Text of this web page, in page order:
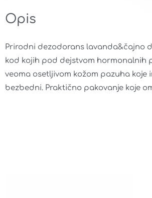
Opis
Prirodni dezodorans lavanda&čajno
kod kojih pod dejstvom hormonalnih
veoma osetljivom kožom pazuha
bezbedni. Praktično pakovanje koje